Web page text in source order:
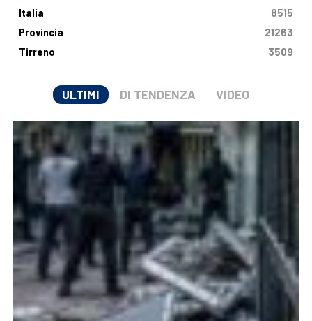
Italia
8515
Provincia
21263
Tirreno
3509
ULTIMI DI TENDENZA VIDEO